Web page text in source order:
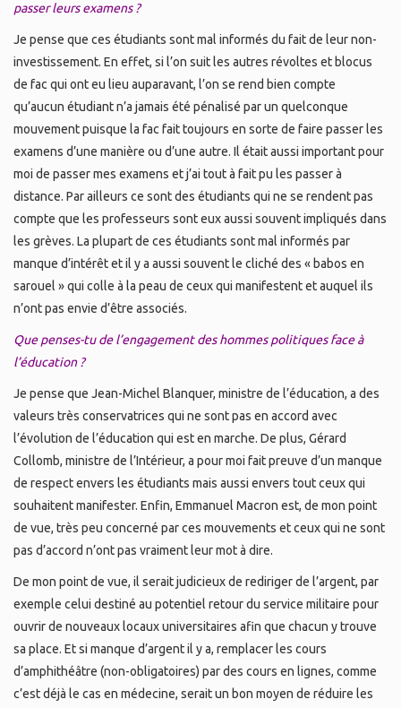
passer leurs examens ?
Je pense que ces étudiants sont mal informés du fait de leur non-
investissement. En effet, si l’on suit les autres révoltes et blocus
de fac qui ont eu lieu auparavant, l’on se rend bien compte
qu’aucun étudiant n’a jamais été pénalisé par un quelconque
mouvement puisque la fac fait toujours en sorte de faire passer les
examens d’une manière ou d’une autre. Il était aussi important pour
moi de passer mes examens et j’ai tout à fait pu les passer à
distance. Par ailleurs ce sont des étudiants qui ne se rendent pas
compte que les professeurs sont eux aussi souvent impliqués dans
les grèves. La plupart de ces étudiants sont mal informés par
manque d’intérêt et il y a aussi souvent le cliché des « babos en
sarouel » qui colle à la peau de ceux qui manifestent et auquel ils
n’ont pas envie d’être associés.
Que penses-tu de l’engagement des hommes politiques face à
l’éducation ?
Je pense que Jean-Michel Blanquer, ministre de l’éducation, a des
valeurs très conservatrices qui ne sont pas en accord avec
l’évolution de l’éducation qui est en marche. De plus, Gérard
Collomb, ministre de l’Intérieur, a pour moi fait preuve d’un manque
de respect envers les étudiants mais aussi envers tout ceux qui
souhaitent manifester. Enfin, Emmanuel Macron est, de mon point
de vue, très peu concerné par ces mouvements et ceux qui ne sont
pas d’accord n’ont pas vraiment leur mot à dire.
De mon point de vue, il serait judicieux de rediriger de l’argent, par
exemple celui destiné au potentiel retour du service militaire pour
ouvrir de nouveaux locaux universitaires afin que chacun y trouve
sa place. Et si manque d’argent il y a, remplacer les cours
d’amphithéâtre (non-obligatoires) par des cours en lignes, comme
c’est déjà le cas en médecine, serait un bon moyen de réduire les